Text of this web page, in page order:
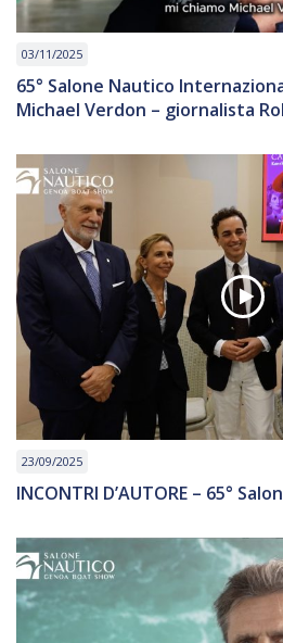
03/11/2025
65° Salone Nautico
Michael Verdon – giornalista
23/09/2025
INCONTRI D’AUTORE – 65°